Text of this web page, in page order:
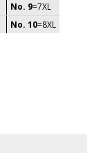
No. 9=7XL
No. 10=8XL